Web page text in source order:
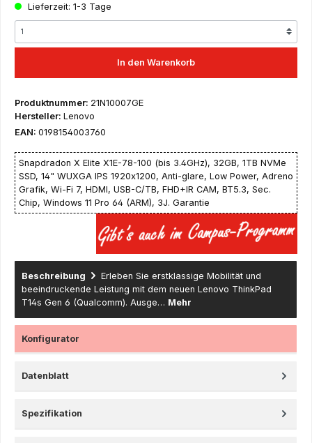
Lieferzeit: 1-3 Tage
In den Warenkorb
Produktnummer: 21N10007GE
Hersteller: Lenovo
EAN: 0198154003760
Snapdradon X Elite X1E-78-100 (bis 3.4GHz), 32GB, 1TB NVMe
SSD, 14" WUXGA IPS 1920x1200, Anti-glare, Low Power, Adreno
Grafik, Wi-Fi 7, HDMI, USB-C/TB, FHD+IR CAM, BT5.3, Sec.
Chip, Windows 11 Pro 64 (ARM), 3J. Garantie
Beschreibung
Erleben Sie erstklassige Mobilität und
beeindruckende Leistung mit dem neuen Lenovo ThinkPad
T14s Gen 6 (Qualcomm). Ausge… Mehr
Konfigurator
Datenblatt
Spezifikation